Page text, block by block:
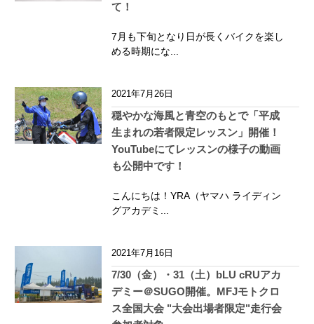
て！
7月も下旬となり日が長くバイクを楽し
める時期にな...
2021年7月26日
穏やかな海風と青空のもとで「平成
生まれの若者限定レッスン」開催！
YouTubeにてレッスンの様子の動画
も公開中です！
こんにちは！YRA（ヤマハ ライディン
グアカデミ...
2021年7月16日
7/30（金）・31（土）bLU cRUアカ
デミー＠SUGO開催。MFJモトクロ
ス全国大会 "大会出場者限定"走行会